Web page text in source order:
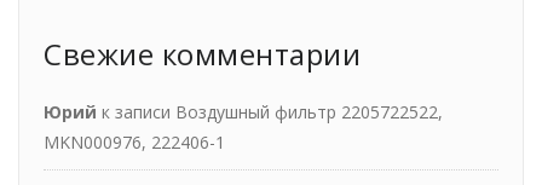
Свежие комментарии
Юрий к записи Воздушный фильтр 2205722522,
MKN000976, 222406-1